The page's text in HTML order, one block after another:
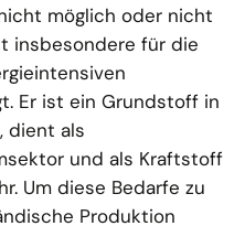
möglich oder nicht
insbesondere für die
Er ist ein Grundstoff in
dient als
und als Kraftstoff
Um diese Bedarfe zu
Produktion